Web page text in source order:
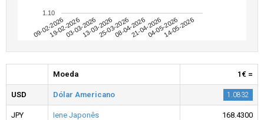
09-02-202619-02-202603-03-202613-03-202625-03-202608-04-202621-04-202604-05-202614-05-2026
1.10
Moeda 1€ =
USD Dólar Americano 1.0832
JPY Iene Japonês 168.4300